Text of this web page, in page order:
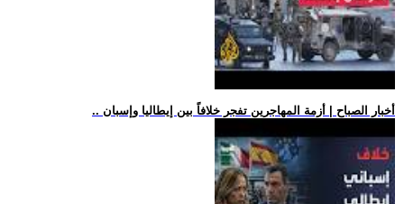
.. أخبار الصباح | أزمة المهاجرين تفجر خلافاً بين إيطاليا وإسبان